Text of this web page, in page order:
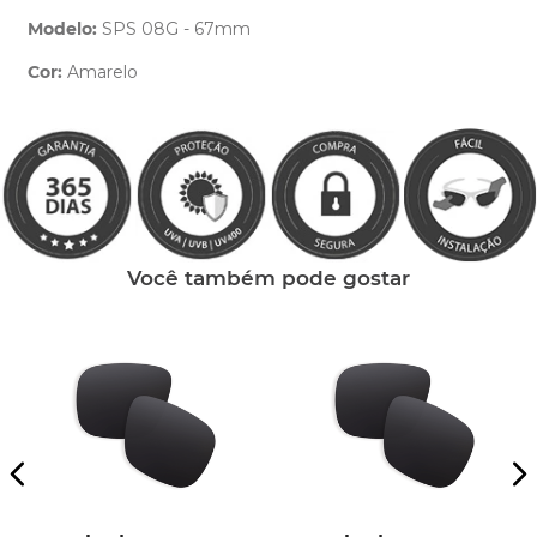
Modelo: SPS 08G - 67mm
Cor: Amarelo
Você também pode gostar